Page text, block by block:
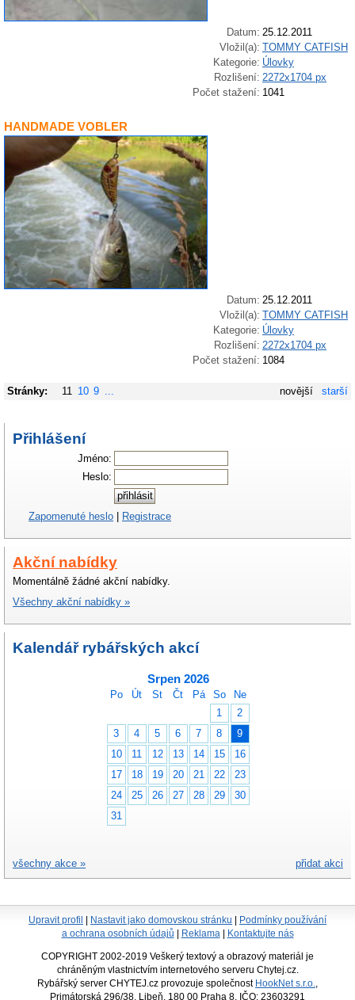
Datum: 25.12.2011
Vložil(a): TOMMY CATFISH
Kategorie: Úlovky
Rozlišení: 2272x1704 px
Počet stažení: 1041
HANDMADE VOBLER
Datum: 25.12.2011
Vložil(a): TOMMY CATFISH
Kategorie: Úlovky
Rozlišení: 2272x1704 px
Počet stažení: 1084
novější starší
Stránky: 11 10 9 ...
Přihlášení
Jméno:
Heslo:
Zapomenuté heslo Registrace
Akční nabídky
Momentálně žádné akční nabídky.
Všechny akční nabídky »
Kalendář rybářských akcí
Srpen 2026
Po Út St Čt Pá So
Ne
1
2
3
4 5 6 7 8
9
10
11 12 13 14 15
16
17
18 19 20 21 22
23
24
25 26 27 28 29
30
31
přidat akci
všechny akce »
Upravit profil Nastavit jako domovskou stránku
Podmínky používání
a ochrana osobních údajů
Reklama Kontaktujte nás
COPYRIGHT 2002-2019 Veškerý textový a obrazový materiál je
chráněným vlastnictvím internetového serveru Chytej.cz.
Rybářský server CHYTEJ.cz provozuje společnost HookNet s.r.o.
Primátorská 296/38, Libeň, 180 00 Praha 8, IČO: 23603291